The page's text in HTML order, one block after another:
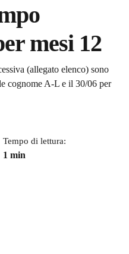
mesi 12
(allegato elenco) sono
cognome A-L e il 30/06 per
Tempo di lettura:
1 min